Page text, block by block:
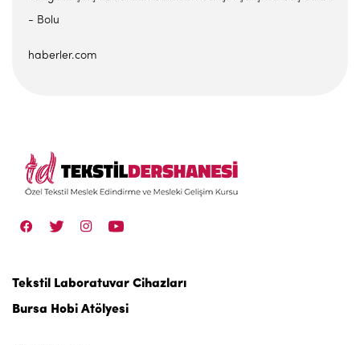
- Bolu
haberler.com
Tekstil Laboratuvar Cihazları
Bursa Hobi Atölyesi